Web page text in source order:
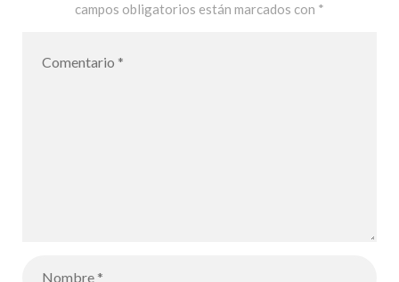
campos obligatorios están marcados con *